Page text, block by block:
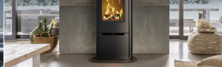
Szwajcaria